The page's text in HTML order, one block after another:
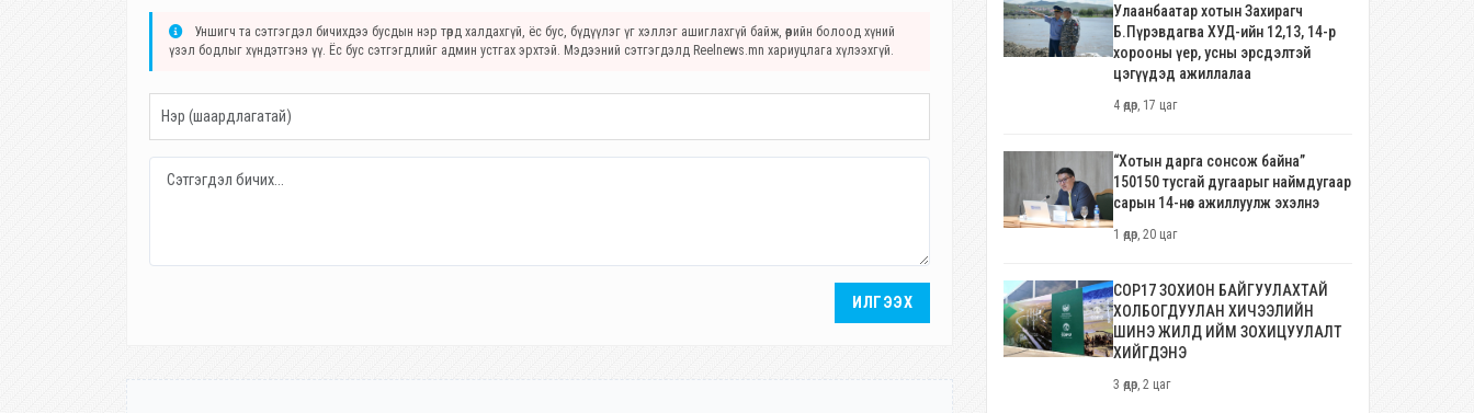
Уншигч та сэтгэгдэл бичихдээ бусдын нэр төрд халдахгүй, ёс бус, бүдүүлэг үг хэллэг ашиглахгүй байж, өөрийн болоод хүний
үзэл бодлыг хүндэтгэнэ үү. Ёс бус сэтгэгдлийг админ устгах эрхтэй. Мэдээний сэтгэгдэлд Reelnews.mn хариуцлага хүлээхгүй.
ИЛГЭЭХ
Улаанбаатар хотын Захирагч
Б.Пүрэвдагва ХУД-ийн 12,13, 14-р
хорооны үер, усны эрсдэлтэй
цэгүүдэд ажиллалаа
4 өдөр, 17 цаг
“Хотын дарга сонсож байна”
150150 тусгай дугаарыг наймдугаар
сарын 14-нөөс ажиллуулж эхэлнэ
1 өдөр, 20 цаг
COP17 ЗОХИОН БАЙГУУЛАХТАЙ
ХОЛБОГДУУЛАН ХИЧЭЭЛИЙН
ШИНЭ ЖИЛД ИЙМ ЗОХИЦУУЛАЛТ
ХИЙГДЭНЭ
3 өдөр, 2 цаг